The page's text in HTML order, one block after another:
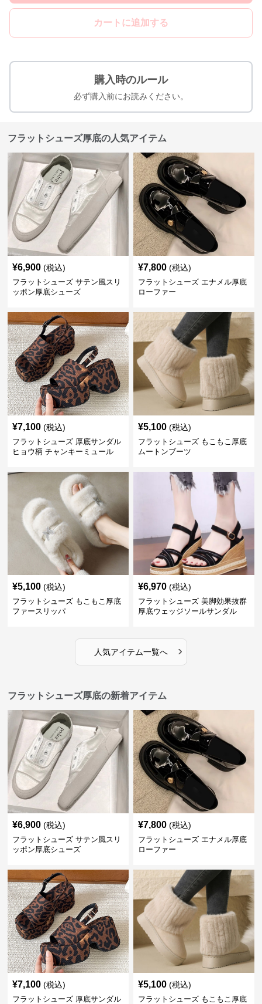
カートに追加する
購入時のルール
必ず購入前にお読みください。
フラットシューズ厚底の人気アイテム
¥6,900 (税込)
フラットシューズ サテン風スリ
ッポン厚底シューズ
¥7,800 (税込)
フラットシューズ エナメル厚底
ローファー
¥7,100 (税込)
フラットシューズ 厚底サンダル
ヒョウ柄 チャンキーミュール
¥5,100 (税込)
フラットシューズ もこもこ厚底
ムートンブーツ
¥5,100 (税込)
フラットシューズ もこもこ厚底
ファースリッパ
¥6,970 (税込)
フラットシューズ 美脚効果抜群
厚底ウェッジソールサンダル
人気アイテム一覧へ ›
フラットシューズ厚底の新着アイテム
¥6,900 (税込)
フラットシューズ サテン風スリ
ッポン厚底シューズ
¥7,800 (税込)
フラットシューズ エナメル厚底
ローファー
¥7,100 (税込)
フラットシューズ 厚底サンダル
¥5,100 (税込)
フラットシューズ もこもこ厚底